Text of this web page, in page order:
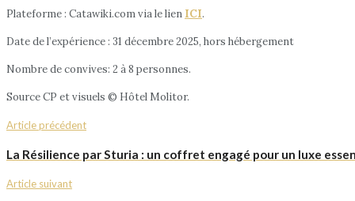
Plateforme : Catawiki.com via le lien ICI.
Date de l’expérience : 31 décembre 2025, hors hébergement
Nombre de convives: 2 à 8 personnes.
Source CP et visuels © Hôtel Molitor.
Article précédent
La Résilience par Sturia : un coffret engagé pour un luxe
Article suivant